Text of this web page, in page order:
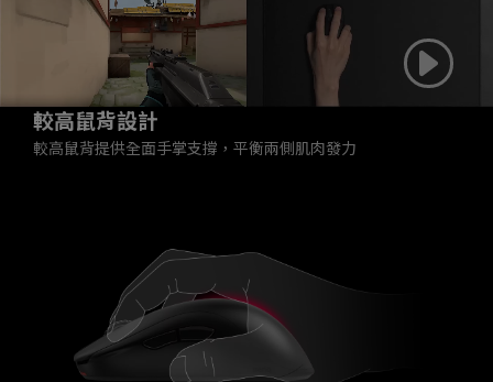
較高鼠背設計
較高鼠背提供全面手掌支撐，平衡兩側肌肉發力